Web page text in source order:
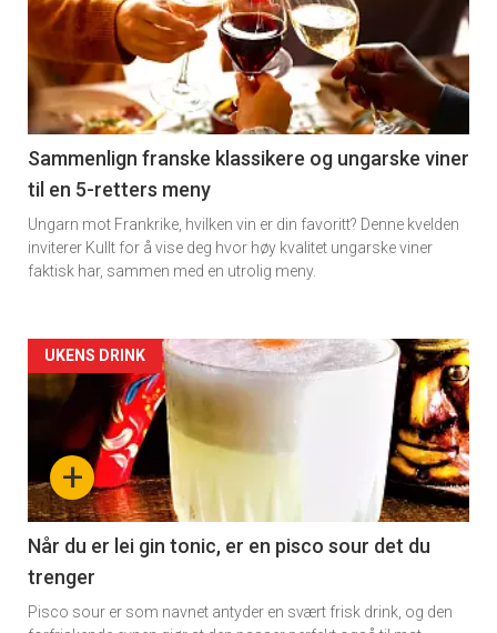
akkurat
nå
-
5
Sammenlign franske klassikere og ungarske viner
til en 5-retters meny
Ungarn mot Frankrike, hvilken vin er din favoritt? Denne kvelden
inviterer Kullt for å vise deg hvor høy kvalitet ungarske viner
faktisk har, sammen med en utrolig meny.
Forsiden
akkurat
nå
-
6
+
UKENS DRINK
Når du er lei gin tonic, er en pisco sour det du
trenger
Pisco sour er som navnet antyder en svært frisk drink, og den